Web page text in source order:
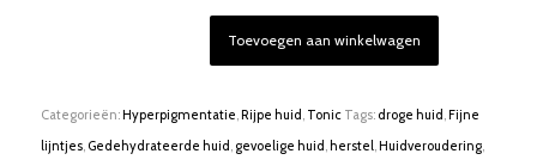
Toevoegen aan winkelwagen
Categorieën:Hyperpigmentatie Rijpe huid Tonic Tags: droge huid Fijne
lijntjes, Gedehydrateerde huid gevoelige huid herstel Huidveroudering,